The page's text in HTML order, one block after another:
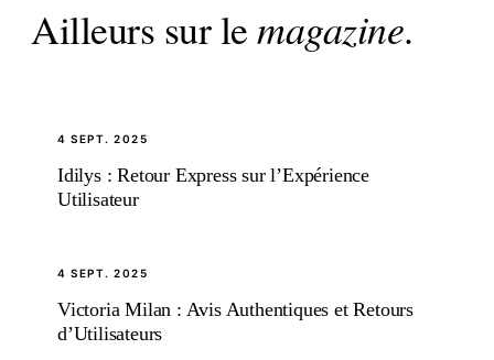
Ailleurs sur lemagazine.
4 SEPT. 2025
Idilys : Retour Express sur l’Expérience
Utilisateur
4 SEPT. 2025
Victoria Milan : Avis Authentiques et Retours
d’Utilisateurs